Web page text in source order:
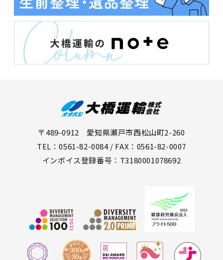
〒489-0912 愛知県瀬戸市西松山町2-260
TEL：0561-82-0084 / FAX：0561-82-0007
インボイス登録番号：T3180001078692